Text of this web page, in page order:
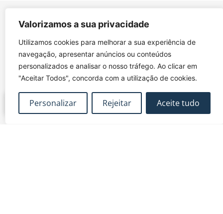
Valorizamos a sua privacidade
Utilizamos cookies para melhorar a sua experiência de
navegação, apresentar anúncios ou conteúdos
personalizados e analisar o nosso tráfego. Ao clicar em
"Aceitar Todos", concorda com a utilização de cookies.
Personalizar Rejeitar Aceite tudo
FUNDEC – Associação para a Formação e o
Desenvolvimento em Engenharia Civil e Arquitectura.